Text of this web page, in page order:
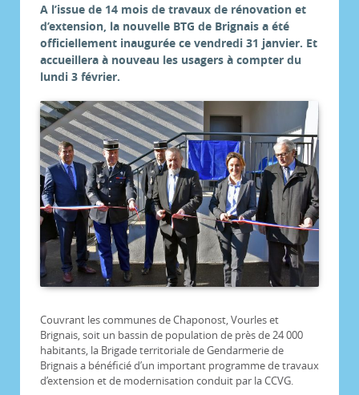
A l’issue de 14 mois de travaux de rénovation et
d’extension, la nouvelle BTG de Brignais a été
officiellement inaugurée ce vendredi 31 janvier. Et
accueillera à nouveau les usagers à compter du
lundi 3 février.
Couvrant les communes de Chaponost, Vourles et
Brignais, soit un bassin de population de près de 24 000
habitants, la Brigade territoriale de Gendarmerie de
Brignais a bénéficié d’un important programme de travaux
d’extension et de modernisation conduit par la CCVG.